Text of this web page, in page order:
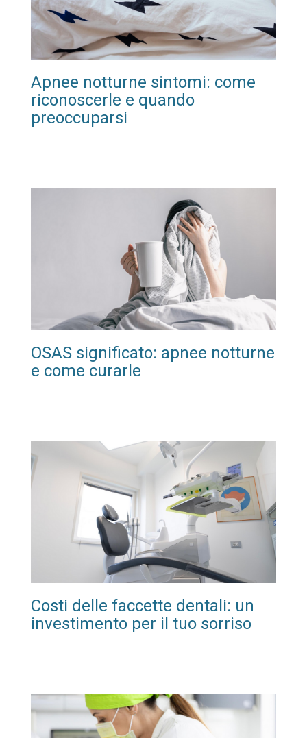
Apnee notturne sintomi: come
riconoscerle e quando
preoccuparsi
OSAS significato: apnee notturne
e come curarle
Costi delle faccette dentali: un
investimento per il tuo sorriso